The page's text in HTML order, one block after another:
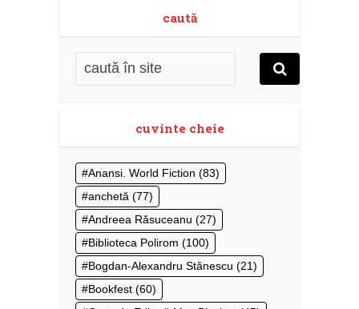
caută
cuvinte cheie
Anansi. World Fiction (83)
anchetă (77)
Andreea Răsuceanu (27)
Biblioteca Polirom (100)
Bogdan-Alexandru Stănescu (21)
Bookfest (60)